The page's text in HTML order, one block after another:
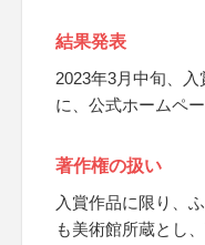
結果発表
2023年3月中旬、
に、公式ホームペ
著作権の扱い
入賞作品に限り、
も美術館所蔵とし